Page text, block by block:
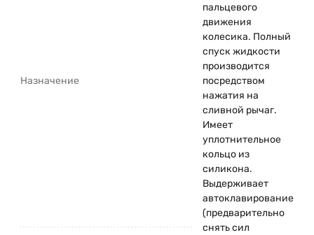
Назначение
пальцевого
движения
колесика. Полный
спуск жидкости
производится
посредством
нажатия на
сливной рычаг.
Имеет
уплотнительное
кольцо из
силикона.
Выдерживает
автоклавирование
(предварительно
снять сил